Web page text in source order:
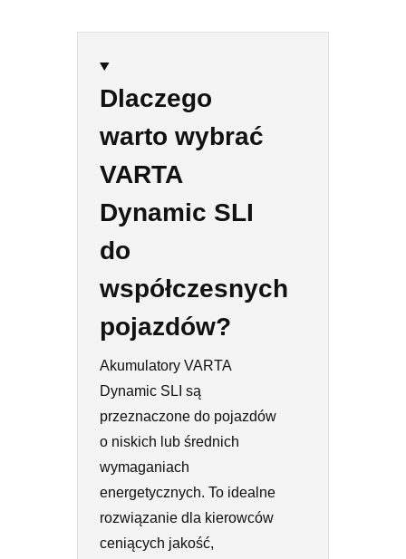
Dlaczego
warto wybrać
VARTA
Dynamic SLI
do
współczesnych
pojazdów?
Akumulatory VARTA
Dynamic SLI są
przeznaczone do pojazdów
o niskich lub średnich
wymaganiach
energetycznych. To idealne
rozwiązanie dla kierowców
ceniących jakość,